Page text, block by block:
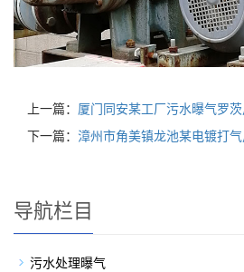
上一篇： 厦门同安某工厂污水曝气罗
下一篇： 漳州市角美镇龙池某电镀打
导航栏目
污水处理曝气